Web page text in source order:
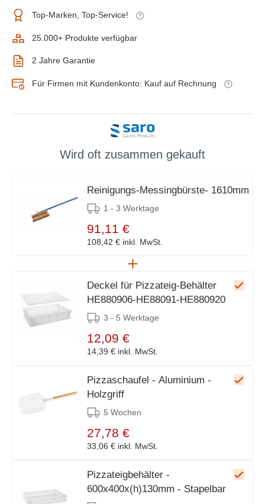
Top-Marken, Top-Service!
25.000+ Produkte verfügbar
2 Jahre Garantie
Für Firmen mit Kundenkonto: Kauf auf Rechnung
Wird oft zusammen gekauft
Reinigungs-Messingbürste- 1610mm
1 - 3 Werktage
91,11 €
108,42 € inkl. MwSt.
Deckel für Pizzateig-Behälter
HE880906-HE88091-HE880920
3 - 5 Werktage
12,09 €
14,39 € inkl. MwSt.
Pizzaschaufel - Aluminium -
Holzgriff
5 Wochen
27,78 €
33,06 € inkl. MwSt.
Pizzateigbehälter -
600x400x(h)130mm - Stapelbar